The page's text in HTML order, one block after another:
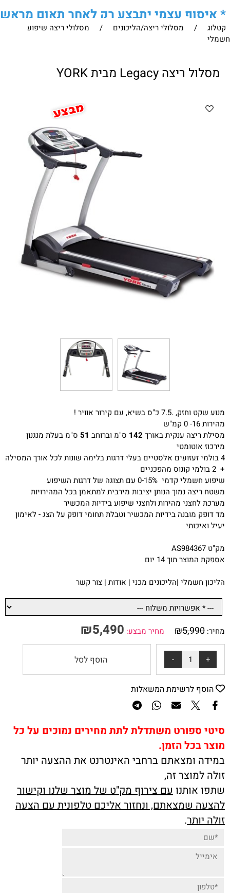
* איסוף עצמי יתבצע רק לאחר תאום מראש
של הלקוח מול נציגנו!
ווטצאפ(הודעות בלבד):
052-8059900
בין השעות 9:00-17:00
citysport1@013.net
citysport2@013.net
קטלוג / מסלולי ריצה/הליכונים /
מסלולי ריצה שיפוע
חשמלי
מסלול ריצה Legacy מבית YORK
מנוע שקט וחזק, .7.5 כ"ס בשיא, עם קירור אוויר !
מהירות 16- 0 קמ"ש
מסילת ריצה ענקית באורך 142 ס"מ וברוחב 51 ס"מ בעלת מנגנון
מירכוז אוטומטי
4 בולמי זעזועים אלסטיים בעלי דרגות בלימה שונות לכל אורך המסילה
+ 2 בולמי קונוס מהפכניים
שיפוע חשמלי קדמי 0-15% עם תצוגה של דרגות השיפוע
משטח ריצה נמוך הנותן יציבות מירבית למתאמן בכל המהירויות
מערכת לחצני מהירות ולחצני שיפוע בידיות המכשיר
מד דופק מובנה בידיות המכשיר וטבלת תחומי דופק על הצג - לאימון
יעיל ואיכותי
מק"ט AS984367
אספקת המוצר תוך 14 יום
הליכון חשמלי |הליכונים מכני | אודות | צור קשר
מחיר: ₪5,990 מחיר מבצע: ₪5,490
הוסף לסל
הוסף לרשימת המשאלות
סיטי ספורט משתדלת לתת מחירים נמוכים על כל
מוצר בכל הזמן.
במידה ומצאתם ברחבי האינטרנט את ההצעה יותר
זולה למוצר זה,
שתפו אותנו עם צירוף מק"ט של מוצר שלנו וקישור
להצעה שמצאתם, ונחזור אליכם טלפונית עם הצעה
זולה יותר.